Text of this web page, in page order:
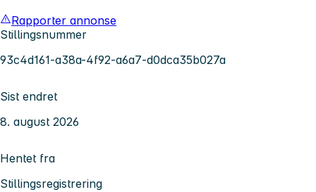
Rapporter annonse
Stillingsnummer
93c4d161-a38a-4f92-a6a7-d0dca35b027a
Sist endret
8. august 2026
Hentet fra
Stillingsregistrering